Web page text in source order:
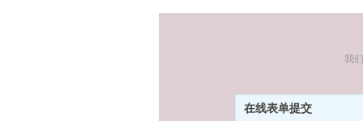
在线表单提交
我